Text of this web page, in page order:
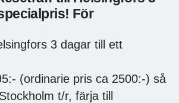
För
3 dagar till ett
(ordinarie pris ca 2500:-) så
t/r, färja till